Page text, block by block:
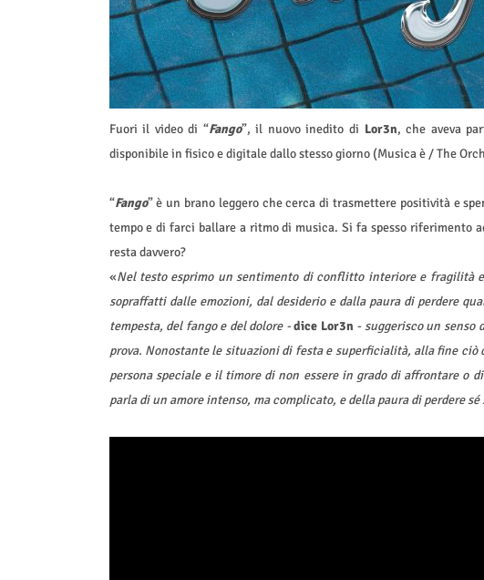
Fuori il video di “Fango”, il nuovo inedito di Lor3n, che aveva
disponibile in fisico e digitale dallo stesso giorno (Musica è / The
“Fango” è un brano leggero che cerca di trasmettere positività e
tempo e di farci ballare a ritmo di musica. Si fa spesso riferimento
resta davvero?
«Nel testo esprimo un sentimento di conflitto interiore e fragilità
sopraffatti dalle emozioni, dal desiderio e dalla paura di perdere
tempesta, del fango e del dolore -dice Lor3n - suggerisco un senso
prova. Nonostante le situazioni di festa e superficialità, alla fine
persona speciale e il timore di non essere in grado di affrontare o
parla di un amore intenso, ma complicato, e della paura di perdere